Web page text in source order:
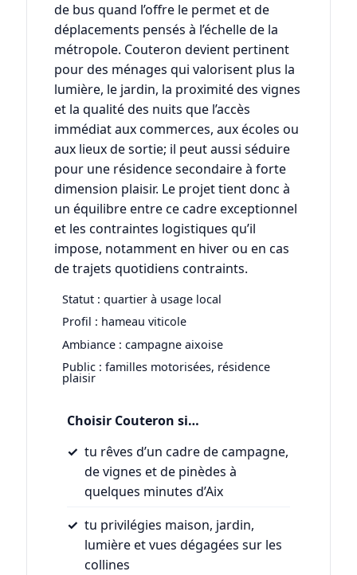
de bus quand l’offre le permet et de
déplacements pensés à l’échelle de la
métropole. Couteron devient pertinent
pour des ménages qui valorisent plus la
lumière, le jardin, la proximité des vignes
et la qualité des nuits que l’accès
immédiat aux commerces, aux écoles ou
aux lieux de sortie; il peut aussi séduire
pour une résidence secondaire à forte
dimension plaisir. Le projet tient donc à
un équilibre entre ce cadre exceptionnel
et les contraintes logistiques qu’il
impose, notamment en hiver ou en cas
de trajets quotidiens contraints.
Statut : quartier à usage local
Profil : hameau viticole
Ambiance : campagne aixoise
Public : familles motorisées, résidence
plaisir
Choisir Couteron si…
tu rêves d’un cadre de campagne,
de vignes et de pinèdes à
quelques minutes d’Aix
tu privilégies maison, jardin,
lumière et vues dégagées sur les
collines